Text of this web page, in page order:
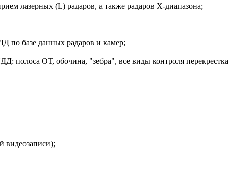
лазерных (L) радаров, а также радаров Х-диапазона;
по базе данных радаров и камер;
полоса ОТ, обочина, "зебра", все виды контроля
видеозаписи);